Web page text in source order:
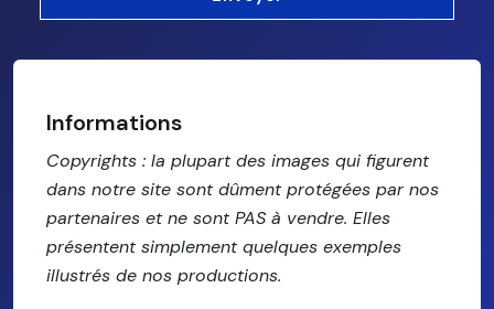
Informations
Copyrights : la plupart des images qui figurent
dans notre site sont dûment protégées par nos
partenaires et ne sont PAS à vendre. Elles
présentent simplement quelques exemples
illustrés de nos productions.